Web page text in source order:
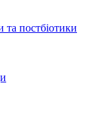
та постбіотики